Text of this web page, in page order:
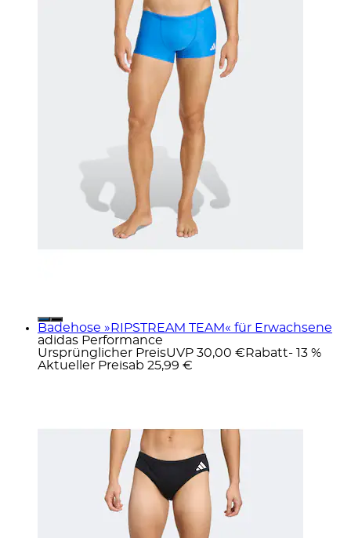
Badehose »RIPSTREAM TEAM« für Erwachsene
adidas Performance
Ursprünglicher PreisUVP 30,00 € Rabatt- 13 %
Aktueller Preisab 25,99 €